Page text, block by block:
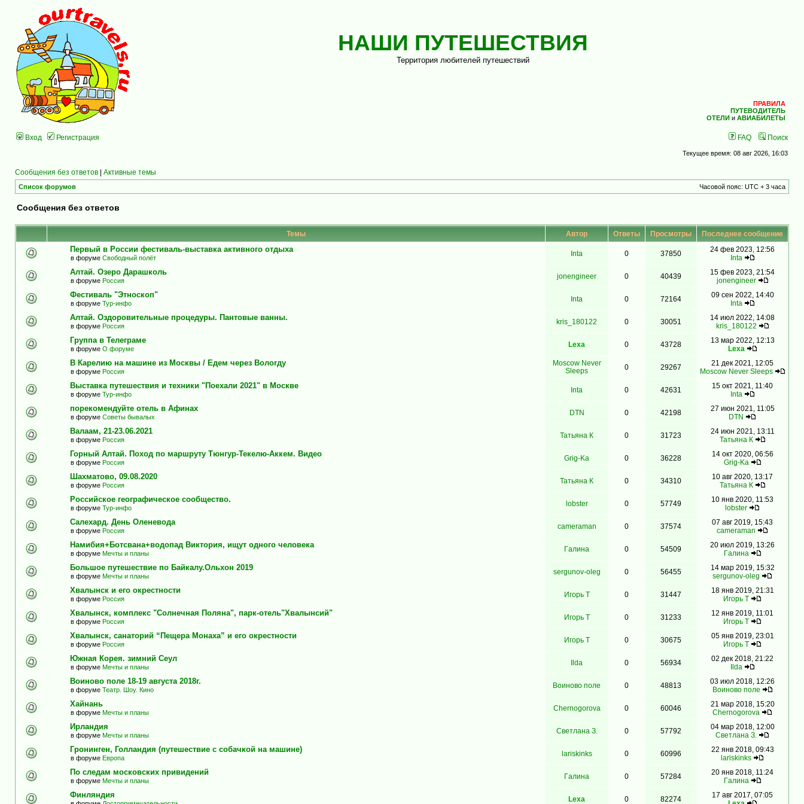
НАШИ ПУТЕШЕСТВИЯ
Территория любителей путешествий
ПРАВИЛА
ПУТЕВОДИТЕЛЬ
ОТЕЛИ и АВИАБИЛЕТЫ
Вход Регистрация FAQ Поиск
Текущее время: 08 авг 2026, 16:03
Сообщения без ответов | Активные темы
Список форумов Часовой пояс: UTC + 3 часа
Сообщения без ответов
Темы Автор Ответы Просмотры Последнее сообщение
Первый в России фестиваль-выставка активного отдыха
в форуме Свободный полёт
Inta 0 37850
24 фев 2023, 12:56
Inta
Алтай. Озеро Дарашколь
в форуме Россия
jonengineer 0 40439
15 фев 2023, 21:54
jonengineer
Фестиваль "Этноскоп"
в форуме Тур-инфо
Inta 0 72164
09 сен 2022, 14:40
Inta
Алтай. Оздоровительные процедуры. Пантовые ванны.
в форуме Россия
kris_180122 0 30051
14 июл 2022, 14:08
kris_180122
Группа в Телеграме
в форуме О форуме
Lexa 0 43728
13 мар 2022, 12:13
Lexa
В Карелию на машине из Москвы / Едем через Вологду
в форуме Россия
Moscow Never
Sleeps
0 29267
21 дек 2021, 12:05
Moscow Never Sleeps
Выставка путешествия и техники "Поехали 2021" в Москве
в форуме Тур-инфо
Inta 0 42631
15 окт 2021, 11:40
Inta
порекомендуйте отель в Афинах
в форуме Советы бывалых
DTN 0 42198
27 июн 2021, 11:05
DTN
Валаам, 21-23.06.2021
в форуме Россия
Татьяна К 0 31723
24 июн 2021, 13:11
Татьяна К
Горный Алтай. Поход по маршруту Тюнгур-Текелю-Аккем. Видео
в форуме Россия
Grig-Ka 0 36228
14 окт 2020, 06:56
Grig-Ka
Шахматово, 09.08.2020
в форуме Россия
Татьяна К 0 34310
10 авг 2020, 13:17
Татьяна К
Российское географическое сообщество.
в форуме Тур-инфо
lobster 0 57749
10 янв 2020, 11:53
lobster
Салехард. День Оленевода
в форуме Россия
cameraman 0 37574
07 авг 2019, 15:43
cameraman
Намибия+Ботсвана+водопад Виктория, ищут одного человека
в форуме Мечты и планы
Гaлинa 0 54509
20 июл 2019, 13:26
Гaлинa
Большое путешествие по Байкалу.Ольхон 2019
в форуме Мечты и планы
sergunov-oleg 0 56455
14 мар 2019, 15:32
sergunov-oleg
Хвалынск и его окрестности
в форуме Россия
Игорь Т 0 31447
18 янв 2019, 21:31
Игорь Т
Хвалынск, комплекс "Солнечная Поляна", парк-отель"Хвалынсий"
в форуме Россия
Игорь Т 0 31233
12 янв 2019, 11:01
Игорь Т
Хвалынск, санаторий “Пещера Монаха” и его окрестности
в форуме Россия
Игорь Т 0 30675
05 янв 2019, 23:01
Игорь Т
Южная Корея. зимний Сеул
в форуме Мечты и планы
Ilda 0 56934
02 дек 2018, 21:22
Ilda
Воиново поле 18-19 августа 2018г.
в форуме Театр. Шоу. Кино
Воиново поле 0 48813
03 июл 2018, 12:26
Воиново поле
Хайнань
в форуме Мечты и планы
Chernogorova 0 60046
21 мар 2018, 15:20
Chernogorova
Ирландия
в форуме Мечты и планы
Светлана З. 0 57792
04 мар 2018, 12:00
Светлана З.
Гронинген, Голландия (путешествие с собачкой на машине)
в форуме Европа
lariskinks 0 60996
22 янв 2018, 09:43
lariskinks
По следам московских привидений
в форуме Мечты и планы
Гaлинa 0 57284
20 янв 2018, 11:24
Гaлинa
Финляндия Lexa 0 82274
17 авг 2017, 07:05